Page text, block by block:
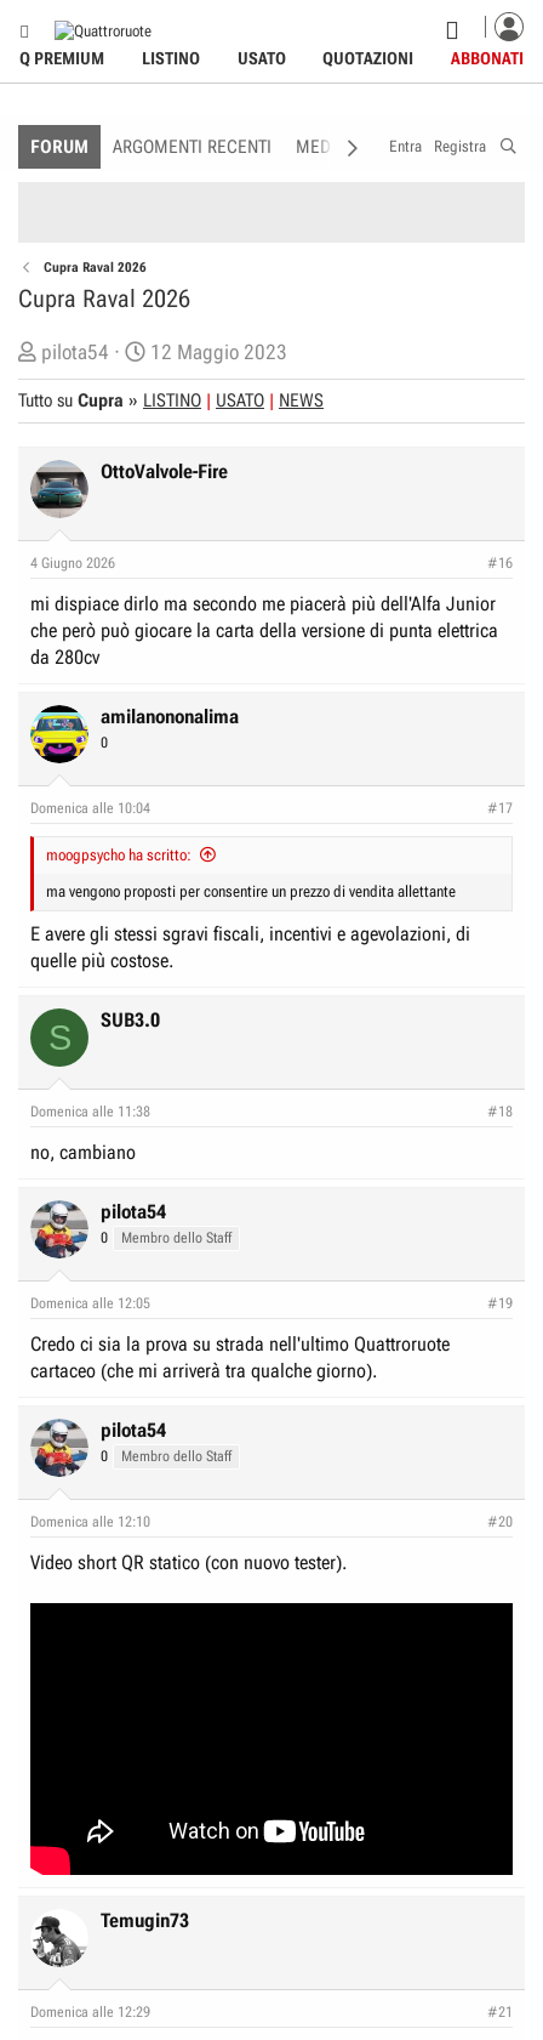
Q PREMIUM LISTINO USATO QUOTAZIONI ABBONATI
FORUM ARGOMENTI RECENTI MEDIA MEMBRI
Entra Registra
Cupra Raval 2026
Cupra Raval 2026
C
r
e
t
o
e
i
s
c
u
s
s
i
o
n
pilota54
D
a
t
d
z
i
12 Maggio 2023
Tutto su Cupra » LISTINO USATO NEWS
OttoValvole-Fire
4 Giugno 2026 #16
mi dispiace dirlo ma secondo me piacerà più dell'Alfa Junior
che però può giocare la carta della versione di punta elettrica
da 280cv
amilanononalima
0
Domenica alle 10:04 #17
moogpsycho ha scritto:
ma vengono proposti per consentire un prezzo di vendita allettante
E avere gli stessi sgravi fiscali, incentivi e agevolazioni, di
quelle più costose.
S SUB3.0
Domenica alle 11:38 #18
no, cambiano
pilota54
0 Membro dello Staff
Domenica alle 12:05 #19
Credo ci sia la prova su strada nell'ultimo Quattroruote
cartaceo (che mi arriverà tra qualche giorno).
pilota54
0 Membro dello Staff
Domenica alle 12:10 #20
Video short QR statico (con nuovo tester).
Temugin73
Domenica alle 12:29 #21